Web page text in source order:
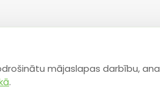
mājaslapas darbību,
.